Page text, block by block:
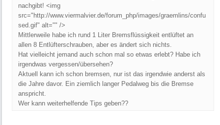
nachgibt! <img
src="http://www.viermalvier.de/forum_php/images/graemlins/confu
sed.gif" alt="" />
Mittlerweile habe ich rund 1 Liter Bremsflüssigkeit entlüftet an
allen 8 Entlüfterschrauben, aber es ändert sich nichts.
Hat vielleicht jemand auch schon mal so etwas erlebt? Habe ich
irgendwas vergessen/übersehen?
Aktuell kann ich schon bremsen, nur ist das irgendwie anderst als
die Jahre davor. Ein ziemlich langer Pedalweg bis die Bremse
anspricht.
Wer kann weiterhelfende Tips geben??